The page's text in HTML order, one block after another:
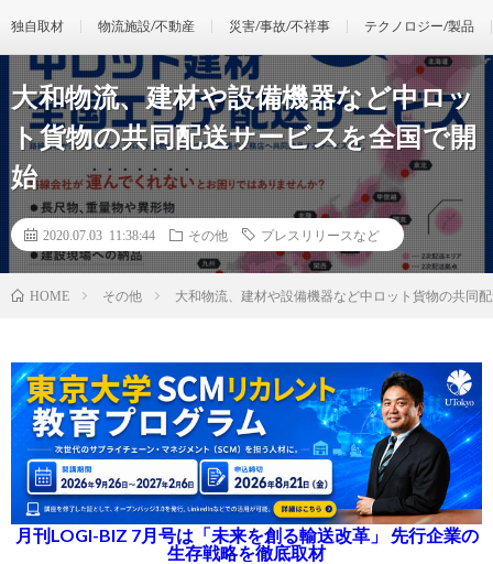
独自取材 物流施設/不動産 災害/事故/不祥事 テクノロジー/製品
大和物流、建材や設備機器など中ロッ
ト貨物の共同配送サービスを全国で開
始
2020.07.03 11:38:44 その他 プレスリリースなど
HOME その他 大和物流、建材や設備機器など中ロット貨物の共同
月刊LOGI-BIZ 7月号は「未来を創る輸送改革」 先行企業の
生存戦略を徹底取材